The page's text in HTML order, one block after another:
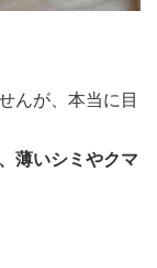
んが、本当に目
薄いシミやクマ